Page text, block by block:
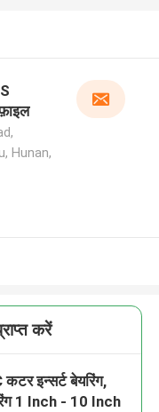
Hunan,
करें
इन्सर्ट बेयरिंग,
1 Inch - 10 Inch